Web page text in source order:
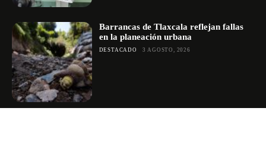
Barrancas de Tlaxcala reflejan fallas
en la planeación urbana
DESTACADO 3 AGOSTO, 2026